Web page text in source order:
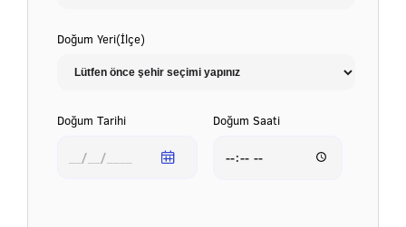
Doğum Yeri(İlçe)
Doğum Tarihi Doğum Saati